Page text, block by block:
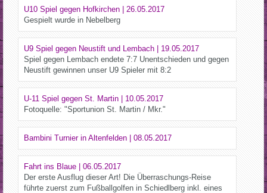
U10 Spiel gegen Hofkirchen | 26.05.2017
Gespielt wurde in Nebelberg
U9 Spiel gegen Neustift und Lembach | 19.05.2017
Spiel gegen Lembach endete 7:7 Unentschieden und gegen
Neustift gewinnen unser U9 Spieler mit 8:2
U-11 Spiel gegen St. Martin | 10.05.2017
Fotoquelle: "Sportunion St. Martin / Mkr."
Bambini Turnier in Altenfelden | 08.05.2017
Fahrt ins Blaue | 06.05.2017
Der erste Ausflug dieser Art! Die Überraschungs-Reise
führte zuerst zum Fußballgolfen in Schiedlberg inkl. eines